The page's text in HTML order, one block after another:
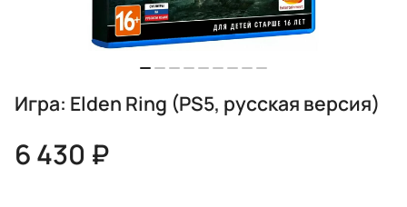
Игра: Elden Ring (PS5, русская версия)
6 430 ₽